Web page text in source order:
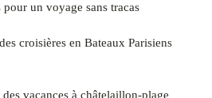
un voyage sans tracas
croisières en Bateaux Parisiens
vacances à châtelaillon-plage